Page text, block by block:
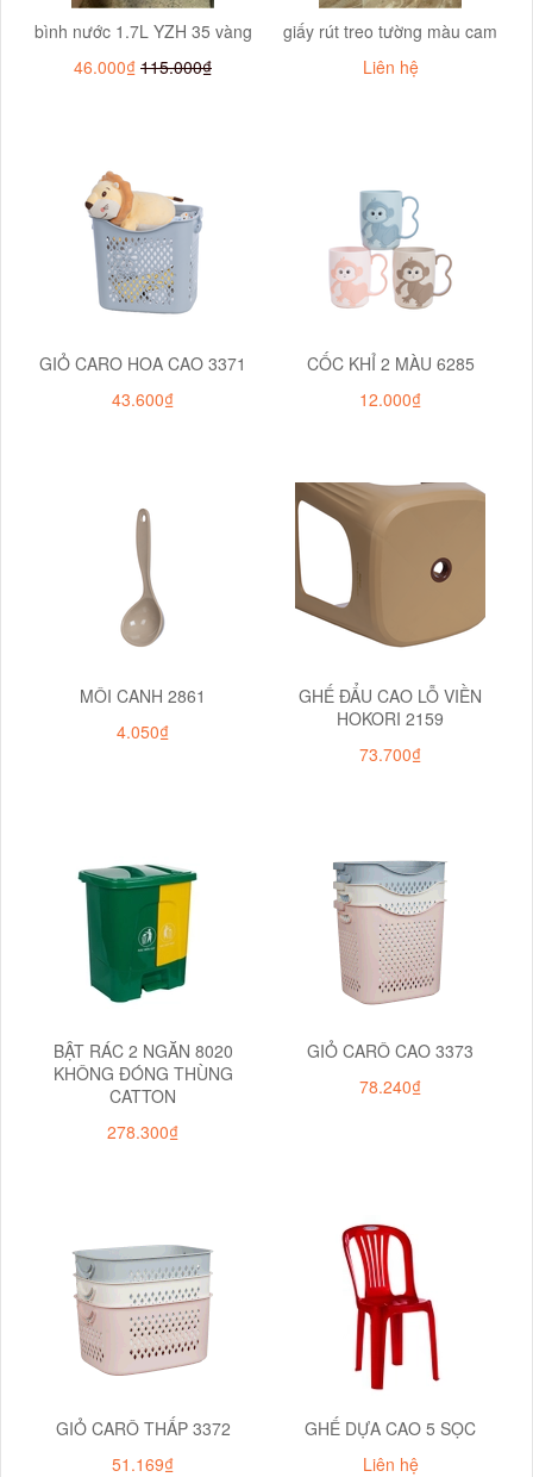
bình nước 1.7L YZH 35 vàng
46.000₫ 115.000₫
giấy rút treo tường màu cam
Liên hệ
GIỎ CARO HOA CAO 3371
43.600₫
CỐC KHỈ 2 MÀU 6285
12.000₫
MÔI CANH 2861
4.050₫
GHẾ ĐẨU CAO LỖ VIỀN
HOKORI 2159
73.700₫
BẬT RÁC 2 NGĂN 8020
KHÔNG ĐÓNG THÙNG
CATTON
278.300₫
GIỎ CARÔ CAO 3373
78.240₫
GIỎ CARÔ THẤP 3372
51.169₫
GHẾ DỰA CAO 5 SỌC
Liên hệ